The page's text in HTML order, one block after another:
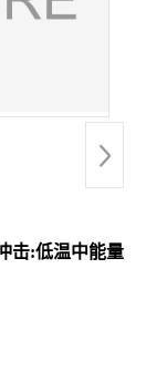
击:低温中能量